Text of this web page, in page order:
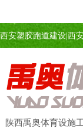
陕西禹奥体育设施
西安塑胶跑道建设 西